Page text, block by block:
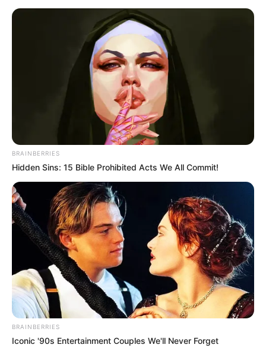
BRAINBERRIES
Hidden Sins: 15 Bible Prohibited Acts We All Commit!
BRAINBERRIES
Iconic '90s Entertainment Couples We'll Never Forget